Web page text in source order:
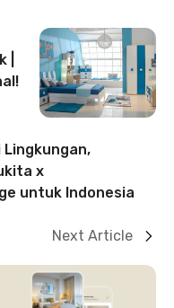
|
Lingkungan,
x
untuk Indonesia
Next Article